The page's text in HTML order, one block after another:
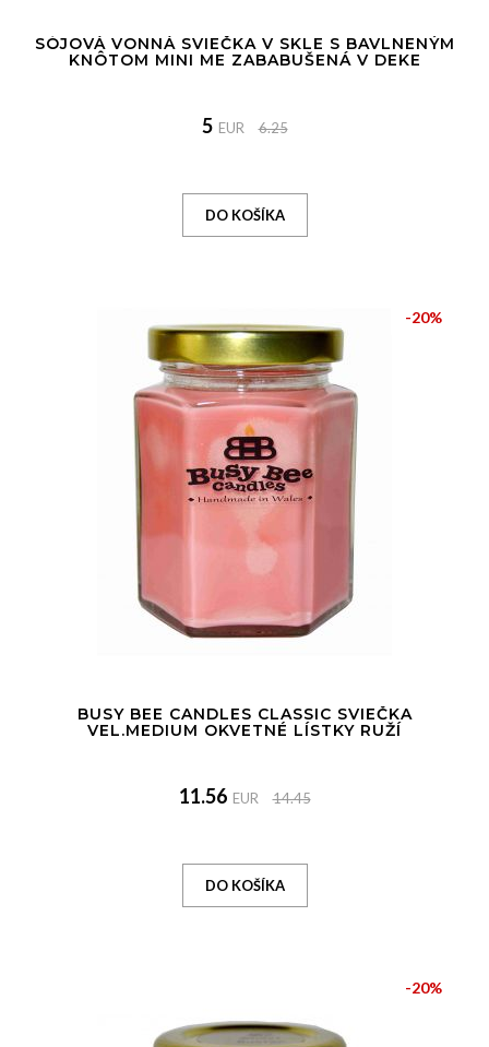
SÓJOVÁ VONNÁ SVIEČKA V SKLE S BAVLNENÝM
KNÔTOM MINI ME ZABABUŠENÁ V DEKE
5 EUR 6.25
-20%
BUSY BEE CANDLES CLASSIC SVIEČKA
VEL.MEDIUM OKVETNÉ LÍSTKY RUŽÍ
11.56 EUR 14.45
-20%